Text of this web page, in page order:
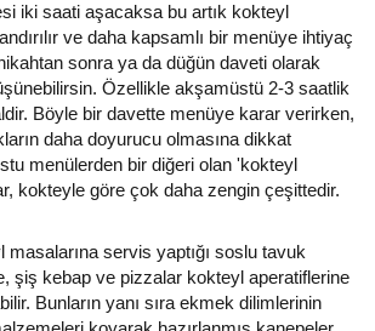
iki saati aşacaksa bu artık kokteyl
ve daha kapsamlı bir menüye ihtiyaç
sonra ya da düğün daveti olarak
Özellikle akşamüstü 2-3 saatlik
Böyle bir davette menüye karar verirken,
daha doyurucu olmasına dikkat
menülerden bir diğeri olan 'kokteyl
kokteyle göre çok daha zengin çeşittedir.
masalarına servis yaptığı soslu tavuk
şiş kebap ve pizzalar kokteyl aperatiflerine
Bunların yanı sıra ekmek dilimlerinin